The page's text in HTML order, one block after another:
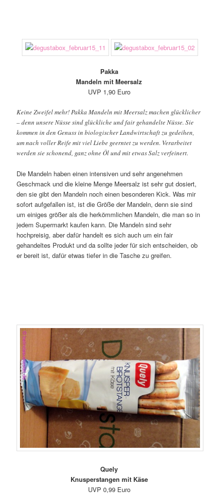
Pakka
Mandeln mit Meersalz
UVP 1,90 Euro
Keine Zweifel mehr! Pakka Mandeln mit Meersalz machen glücklicher
– denn unsere Nüsse sind glückliche und fair gehandelte Nüsse. Sie
kommen in den Genuss in biologischer Landwirtschaft zu gedeihen,
um nach voller Reife mit viel Liebe geerntet zu werden. Verarbeitet
werden sie schonend, ganz ohne Öl und mit etwas Salz verfeinert.
Die Mandeln haben einen intensiven und sehr angenehmen
Geschmack und die kleine Menge Meersalz ist sehr gut dosiert,
den sie gibt den Mandeln noch einen besonderen Kick. Was mir
sofort aufgefallen ist, ist die Größe der Mandeln, denn sie sind
um einiges größer als die herkömmlichen Mandeln, die man so in
jedem Supermarkt kaufen kann. Die Mandeln sind sehr
hochpreisig, aber dafür handelt es sich auch um ein fair
gehandeltes Produkt und da sollte jeder für sich entscheiden, ob
er bereit ist, dafür etwas tiefer in die Tasche zu greifen.
Quely
Knusperstangen mit Käse
UVP 0,99 Euro